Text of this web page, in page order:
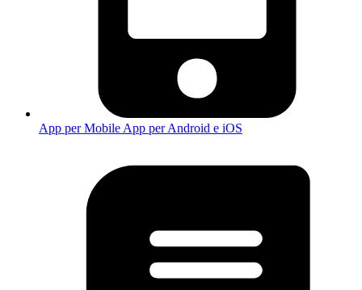
App per Mobile App per Android e iOS